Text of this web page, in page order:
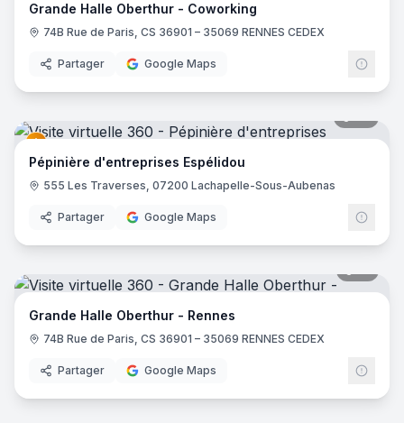
Grande Halle Oberthur - Coworking
74B Rue de Paris, CS 36901 – 35069 RENNES CEDEX
Partager Google Maps
Pépinière d'entreprises Espélidou
555 Les Traverses, 07200 Lachapelle-Sous-Aubenas
Partager Google Maps
Grande Halle Oberthur - Rennes
74B Rue de Paris, CS 36901 – 35069 RENNES CEDEX
Partager Google Maps